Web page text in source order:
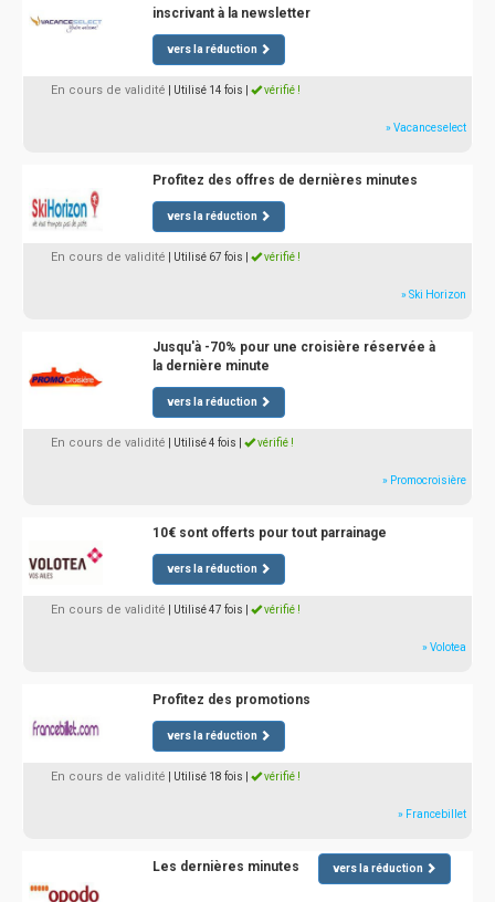
inscrivant à la newsletter
vers la réduction
En cours de validité | Utilisé 14 fois vérifié !
» Vacanceselect
Profitez des offres de dernières minutes
vers la réduction
En cours de validité | Utilisé 67 fois vérifié !
» Ski Horizon
Jusqu'à -70% pour une croisière réservée à
la dernière minute
vers la réduction
En cours de validité | Utilisé 4 fois vérifié !
» Promocroisière
10€ sont offerts pour tout parrainage
vers la réduction
En cours de validité | Utilisé 47 fois vérifié !
» Volotea
Profitez des promotions
vers la réduction
En cours de validité | Utilisé 18 fois vérifié !
» Francebillet
Les dernières minutes vers la réduction